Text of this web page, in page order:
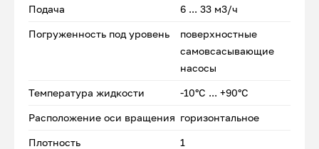
Подача 6 ... 33 м3/ч
Погруженность под уровень
поверхностные
самовсасывающие
насосы
Температура жидкости -10°С ... +90°С
Расположение оси вращения горизонтальное
Плотность 1